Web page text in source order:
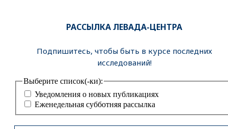
РАССЫЛКА ЛЕВАДА-ЦЕНТРА
Подпишитесь, чтобы быть в курсе последних
исследований!
Выберите список(-ки):
Уведомления о новых публикациях
Еженедельная субботняя рассылка